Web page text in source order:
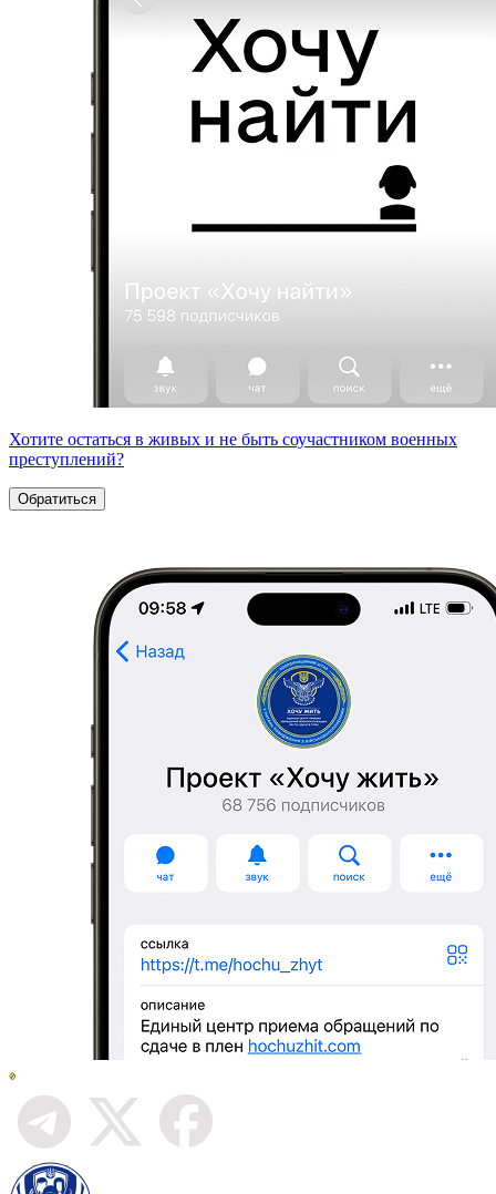
Хотите остаться в живых и не быть соучастником военных
преступлений?
Обратиться